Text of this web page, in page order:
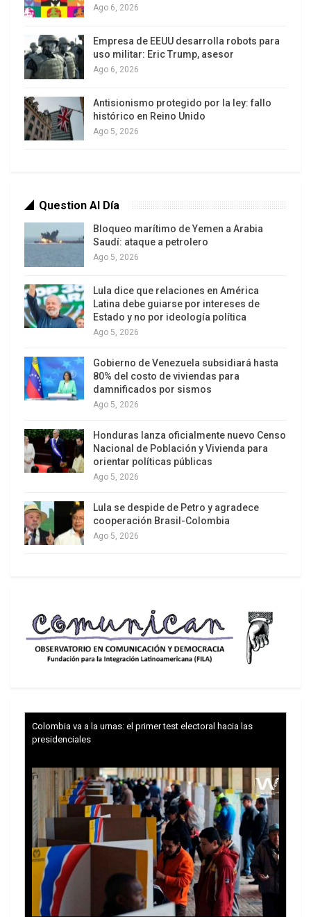
reformas «se incrementó en más de un 50 por
ciento la tasa de VIH entre los años 2010 y 2011»,
además de que «la tuberculosis se disparó y
apareció la malaria», explicó, según despacho de
Por esto, indica que un sistema sanitario de bajo
costo es eficiente «si no hay muchas reformas y
debate ni en la sociedad, ni en el Congreso»,
Ago 6, 2026
Empresa de EEUU desarrolla robots para
uso militar: Eric Trump, asesor
Ago 6, 2026
Antisionismo protegido por la ley: fallo
histórico en Reino Unido
Ago 5, 2026
Question Al Día
Bloqueo marítimo de Yemen a Arabia
Saudí: ataque a petrolero
Ago 5, 2026
Lula dice que relaciones en América
Latina debe guiarse por intereses de
Estado y no por ideología política
Ago 5, 2026
Gobierno de Venezuela subsidiará hasta
80% del costo de viviendas para
damnificados por sismos
Ago 5, 2026
Honduras lanza oficialmente nuevo Censo
Nacional de Población y Vivienda para
orientar políticas públicas
Ago 5, 2026
Lula se despide de Petro y agradece
cooperación Brasil-Colombia
Ago 5, 2026
Colombia va a la urnas: el primer test electoral hacia las
presidenciales